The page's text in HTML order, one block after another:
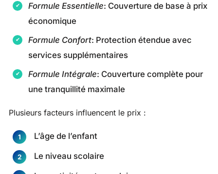
Formule Essentielle: Couverture de base à prix
économique
Formule Confort: Protection étendue avec
services supplémentaires
Formule Intégrale: Couverture complète pour
une tranquillité maximale
Plusieurs facteurs influencent le prix :
L’âge de l’enfant
Le niveau scolaire